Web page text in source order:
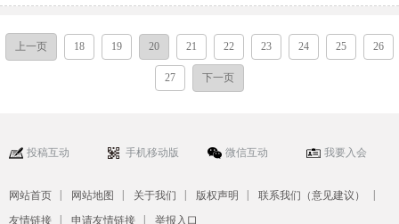
上一页 18 19 20 21 22 23 24 25 26
27 下一页
投稿互动 手机移动版 微信互动 我要入会
网站首页 网站地图 关于我们 版权声明 联系我们（意见建议）
友情链接 申请友情链接 举报入口